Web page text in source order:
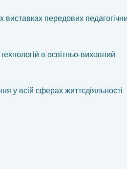
виставках передових
в освітньо-виховний
у всій сферах життєдіяльності